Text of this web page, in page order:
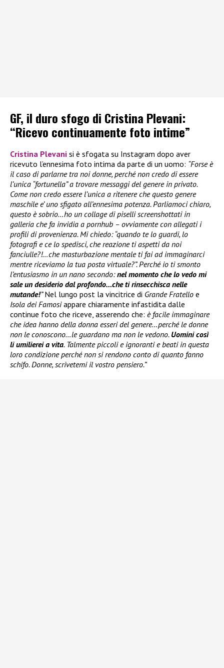
GF, il duro sfogo di Cristina Plevani:
“Ricevo continuamente foto intime”
Cristina Plevani si è sfogata su Instagram dopo aver
ricevuto l’ennesima foto intima da parte di un uomo: “Forse è
il caso di parlarne tra noi donne, perché non credo di essere
l’unica “fortunella” a trovare messaggi del genere in privato.
Come non credo essere l’unica a ritenere che questo genere
maschile e’ uno sfigato all’ennesima potenza. Parliamoci chiaro,
questo è sobrio…ho un collage di piselli screenshottati in
galleria che fa invidia a pornhub – ovviamente con allegati i
profili di provenienza. Mi chiedo: “quando te lo guardi, lo
fotografi e ce lo spedisci, che reazione ti aspetti da noi
fanciulle?!…che masturbazione mentale ti fai ad immaginarci
mentre riceviamo la tua posta virtuale?”. Perché io ti smonto
l’entusiasmo in un nano secondo:nel momento che lo vedo mi
sale un desiderio dal profondo…che ti rinsecchisca nelle
mutande!”Nel lungo post la vincitrice di Grande Fratello e
Isola dei Famosiappare chiaramente infastidita dalle
continue foto che riceve, asserendo che: è facile immaginare
che idea hanno della donna esseri del genere…perché le donne
non le conoscono…le guardano ma non le vedono. Uomini così
li umilierei a vita. Talmente piccoli e ignoranti e beati in questa
loro condizione perché non si rendono conto di quanto fanno
schifo. Donne, scrivetemi il vostro pensiero.”